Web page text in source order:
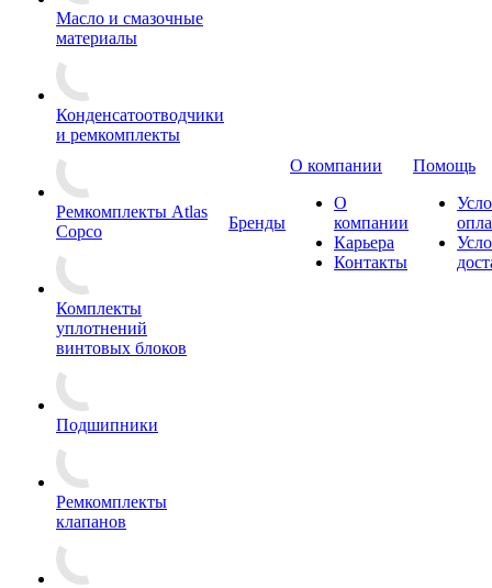
Масло и смазочные
материалы
Конденсатоотводчики
и ремкомплекты
Ремкомплекты Atlas
Copco
Комплекты
уплотнений
винтовых блоков
Подшипники
Ремкомплекты
клапанов
Бренды
О компании
О
компании
Карьера
Контакты
Помощь